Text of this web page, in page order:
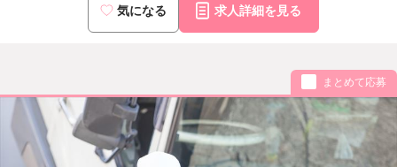
気になる 求人詳細を見る
まとめて応募